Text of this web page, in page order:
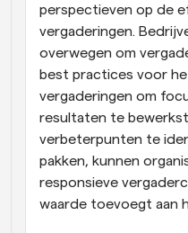
perspectieven op de
vergaderingen.
overwegen om
best practices voor
vergaderingen om
resultaten te
verbeterpunten te
pakken, kunnen
responsieve
waarde toevoegt aan